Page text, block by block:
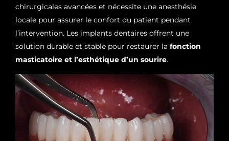
chirurgicales avancées et nécessite une anesthésie
locale pour assurer le confort du patient pendant
l’intervention. Les implants dentaires offrent une
solution durable et stable pour restaurer la fonction
masticatoire et l’esthétique d’un sourire.